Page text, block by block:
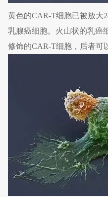
黄色的CAR-T细胞已被放大
乳腺癌细胞。
火山状的乳癌
修饰的CAR-T细胞，后者可